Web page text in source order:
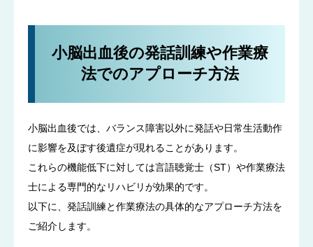
小脳出血後の発話訓練や作業療
法でのアプローチ方法
小脳出血後では、バランス障害以外に発話や日常生活動作
に影響を及ぼす後遺症が現れることがあります。
これらの機能低下に対しては言語聴覚士（ST）や作業療法
士による専門的なリハビリが効果的です。
以下に、発話訓練と作業療法の具体的なアプローチ方法を
ご紹介します。